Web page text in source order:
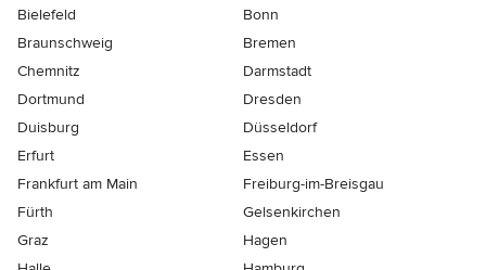
Bielefeld
Bonn
Braunschweig
Bremen
Chemnitz
Darmstadt
Dortmund
Dresden
Duisburg
Düsseldorf
Erfurt
Essen
Frankfurt am Main
Freiburg-im-Breisgau
Fürth
Gelsenkirchen
Graz
Hagen